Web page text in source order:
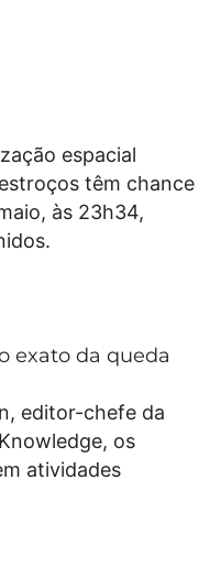
espacial
têm chance
às 23h34,
exato da queda
editor-chefe da
os
atividades